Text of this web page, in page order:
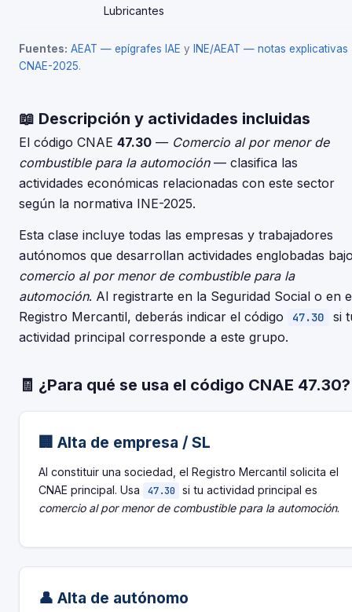
Lubricantes
Fuentes: AEAT — epígrafes IAE y
INE/AEAT — notas explicativas
CNAE-2025.
📖 Descripción y actividades incluidas
El código CNAE 47.30 — Comercio al por menor de
combustible para la automoción— clasifica las
actividades económicas relacionadas con este sector
según la normativa INE-2025.
Esta clase incluye todas las empresas y trabajadores
autónomos que desarrollan actividades englobadas
comercio al por menor de combustible para la
automoción. Al registrarte en la Seguridad Social o en
Registro Mercantil, deberás indicar el código
47.30
si
actividad principal corresponde a este grupo.
🧾 ¿Para qué se usa el código CNAE 47.30?
🏢 Alta de empresa / SL
Al constituir una sociedad, el Registro Mercantil solicita el
CNAE principal. Usa
47.30 si tu actividad principal es
comercio al por menor de combustible para la automoción.
👤 Alta de autónomo